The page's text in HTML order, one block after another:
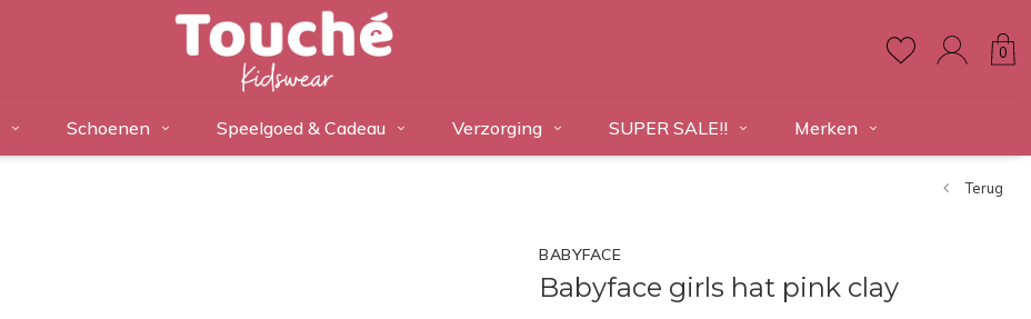
0
Schoenen Speelgoed & Cadeau Verzorging SUPER SALE!! Merken
Terug
BABYFACE
Babyface girls hat pink clay